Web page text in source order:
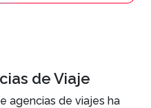
de Viaje
agencias de viajes ha